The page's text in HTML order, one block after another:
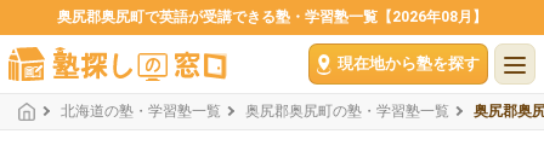
奥尻郡奥尻町で英語が受講できる塾・学習塾一覧【2026年08月】
現在地から塾を探す
北海道の塾・学習塾一覧 奥尻郡奥尻町の塾・学習塾一覧 奥尻郡奥